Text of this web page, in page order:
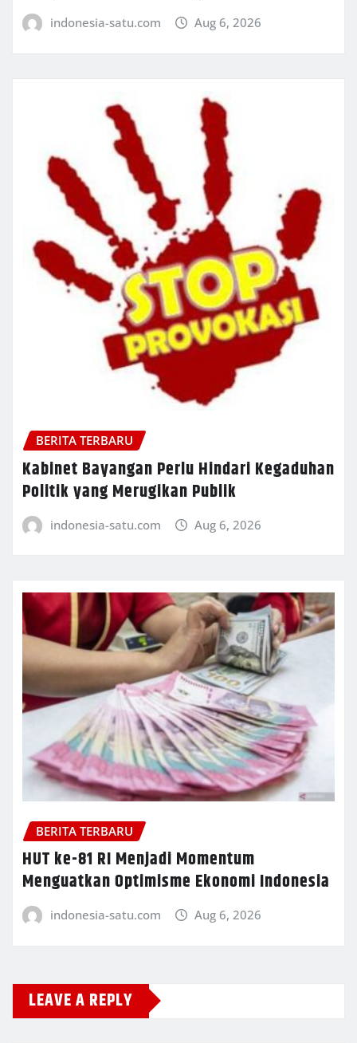
indonesia-satu.com Aug 6, 2026
BERITA TERBARU
Kabinet Bayangan Perlu Hindari Kegaduhan
Politik yang Merugikan Publik
indonesia-satu.com Aug 6, 2026
BERITA TERBARU
HUT ke-81 RI Menjadi Momentum
Menguatkan Optimisme Ekonomi Indonesia
indonesia-satu.com Aug 6, 2026
LEAVE A REPLY